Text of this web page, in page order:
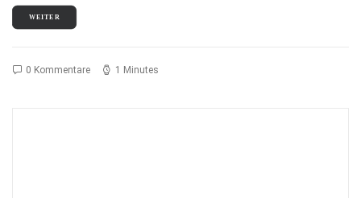
WEITER
0 Kommentare 1 Minutes